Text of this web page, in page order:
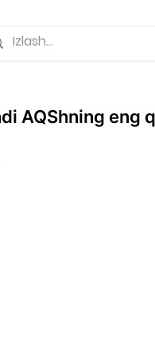
AQShning eng